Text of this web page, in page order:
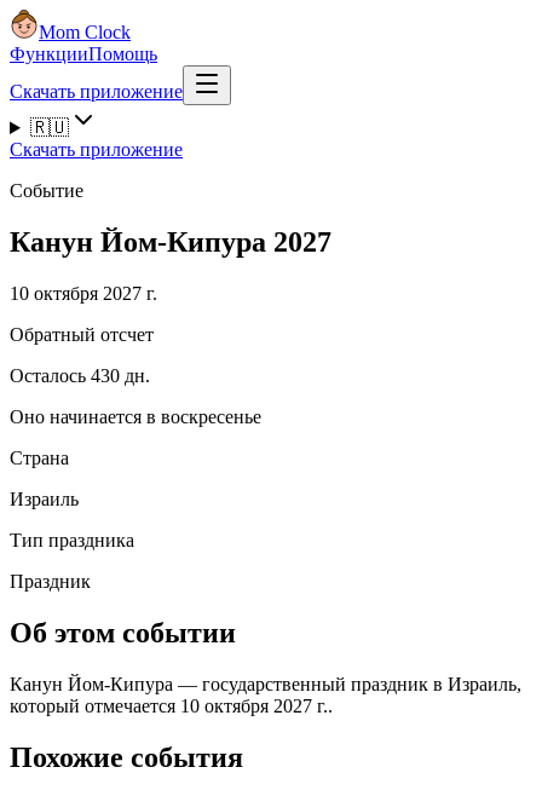
Mom Clock
ФункцииПомощь
Скачать приложение
🇷🇺
Скачать приложение
Событие
Канун Йом-Кипура 2027
10 октября 2027 г.
Обратный отсчет
Осталось 430 дн.
Оно начинается в воскресенье
Страна
Израиль
Тип праздника
Праздник
Об этом событии
Канун Йом-Кипура — государственный праздник в Израиль,
который отмечается 10 октября 2027 г..
Похожие события